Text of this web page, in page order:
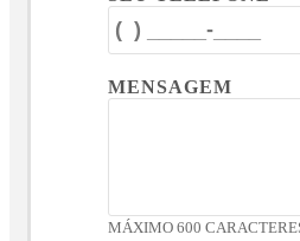
MENSAGEM
MÁXIMO 600